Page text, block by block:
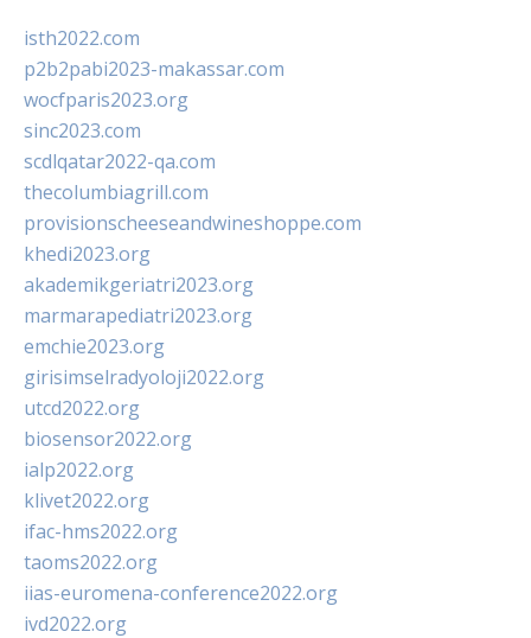
isth2022.com
p2b2pabi2023-makassar.com
wocfparis2023.org
sinc2023.com
scdlqatar2022-qa.com
thecolumbiagrill.com
provisionscheeseandwineshoppe.com
khedi2023.org
akademikgeriatri2023.org
marmarapediatri2023.org
emchie2023.org
girisimselradyoloji2022.org
utcd2022.org
biosensor2022.org
ialp2022.org
klivet2022.org
ifac-hms2022.org
taoms2022.org
iias-euromena-conference2022.org
ivd2022.org